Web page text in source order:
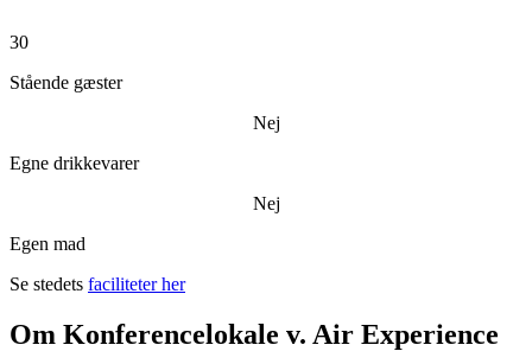
30
Stående gæster
Nej
Egne drikkevarer
Nej
Egen mad
Se stedets faciliteter her
Om Konferencelokale v. Air Experience